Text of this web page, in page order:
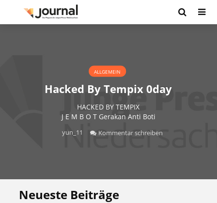
ALLGEMEIN
Hacked By Tempix 0day
HACKED BY TEMPIX
J E M B O T Gerakan Anti Boti
yun_11 Kommentar schreiben
Neueste Beiträge